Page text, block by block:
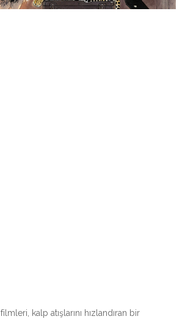
filmleri, kalp atışlarını hızlandıran bir